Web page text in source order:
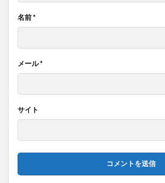
名前*
メール*
サイト